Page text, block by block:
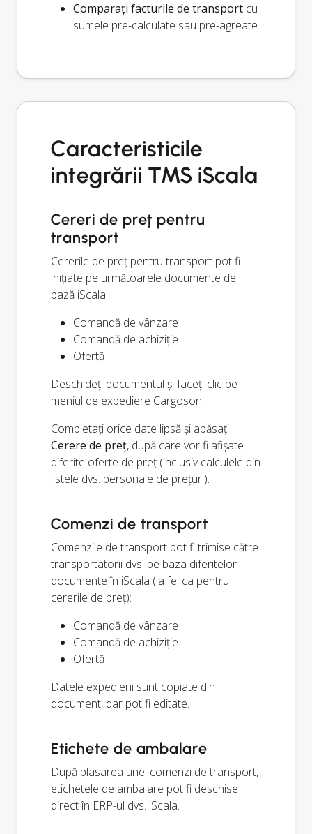
Comparați facturile de transport cu
sumele pre-calculate sau pre-agreate
Caracteristicile
integrării TMS iScala
Cereri de preț pentru
transport
Cererile de preț pentru transport pot fi
inițiate pe următoarele documente de
bază iScala:
Comandă de vânzare
Comandă de achiziție
Ofertă
Deschideți documentul și faceți clic pe
meniul de expediere Cargoson.
Completați orice date lipsă și apăsați
Cerere de preț, după care vor fi afișate
diferite oferte de preț (inclusiv calculele din
listele dvs. personale de prețuri).
Comenzi de transport
Comenzile de transport pot fi trimise către
transportatorii dvs. pe baza diferitelor
documente în iScala (la fel ca pentru
cererile de preț):
Comandă de vânzare
Comandă de achiziție
Ofertă
Datele expedierii sunt copiate din
document, dar pot fi editate.
Etichete de ambalare
După plasarea unei comenzi de transport,
etichetele de ambalare pot fi deschise
direct în ERP-ul dvs. iScala.